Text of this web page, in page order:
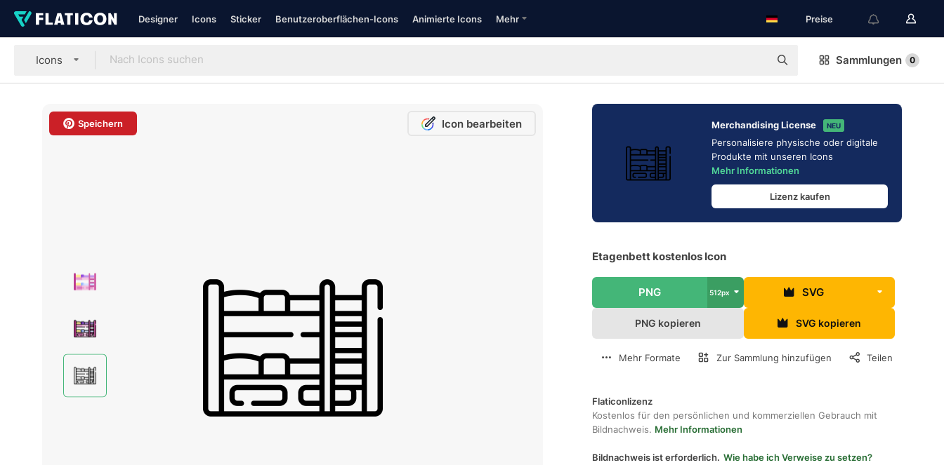
Designer Icons Sticker Benutzeroberflächen-Icons Animierte Icons Mehr Preise
Icons Sammlungen 0
Speichern Icon bearbeiten Merchandising License NEU
Personalisiere physische oder digitale
Produkte mit unseren Icons
Mehr Informationen
Lizenz kaufen
Etagenbett kostenlos Icon
PNG 512px SVG
PNG kopieren SVG kopieren
Mehr Formate Zur Sammlung hinzufügen Teilen
Flaticonlizenz
Kostenlos für den persönlichen und kommerziellen Gebrauch mit
Bildnachweis. Mehr Informationen
Bildnachweis ist erforderlich. Wie habe ich Verweise zu setzen?